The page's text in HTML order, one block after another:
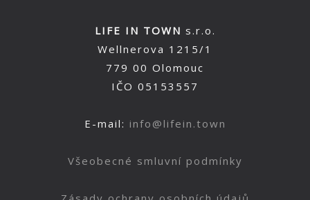
LIFE IN TOWN s.r.o.
Wellnerova 1215/1
779 00 Olomouc
IČO 05153557
E-mail: info@lifein.town
Všeobecné smluvní podmínky